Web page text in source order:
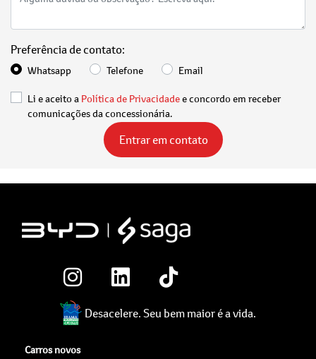
Preferência de contato:
Whatsapp Telefone Email
Li e aceito a Política de Privacidadee concordo em receber
comunicações da concessionária.
Entrar em contato
Desacelere. Seu bem maior é a vida.
Carros novos